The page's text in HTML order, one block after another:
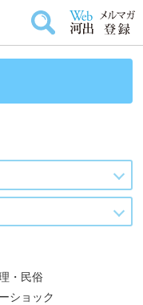
・民俗
ショック